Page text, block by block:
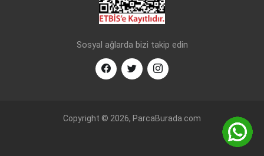
Sosyal ağlarda bizi takip edin
Copyright © 2026, ParcaBurada.com